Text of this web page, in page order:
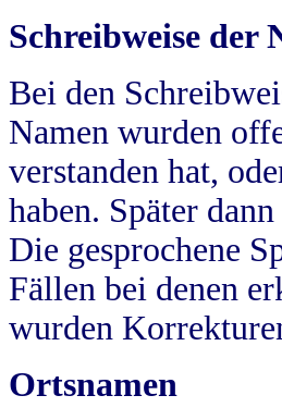
Schreibweise der
Bei den
Namen wurden
verstanden hat,
haben. Später
Die gesprochene
Fällen bei denen
wurden
Ortsnamen